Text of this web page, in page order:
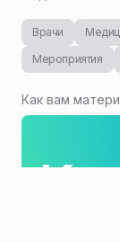
Врачи
Мероприятия
Как вам